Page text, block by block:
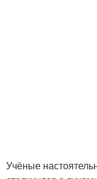
Учёные